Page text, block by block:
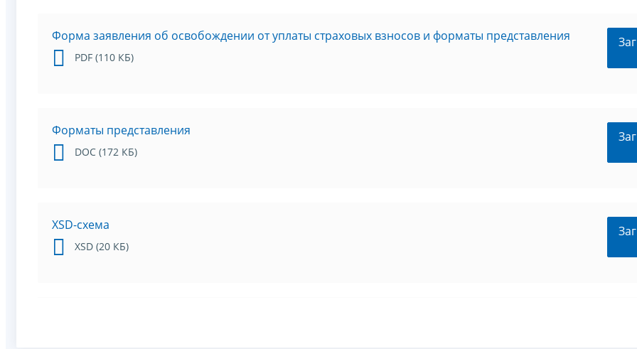
Форма заявления об освобождении от уплаты страховых взносов и форматы представления
PDF (110 КБ)
Форматы представления
DOC (172 КБ)
XSD-схема
XSD (20 КБ)